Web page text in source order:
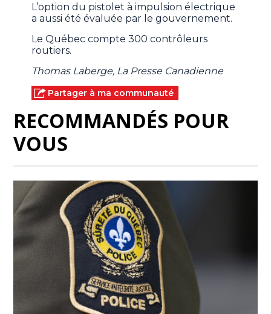
L’option du pistolet à impulsion électrique
a aussi été évaluée par le gouvernement.
Le Québec compte 300 contrôleurs
routiers.
Thomas Laberge, La Presse Canadienne
Partager à ma communauté
RECOMMANDÉS POUR
VOUS